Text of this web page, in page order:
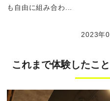
も自由に組み合わ...
2023年
これまで体験したこ